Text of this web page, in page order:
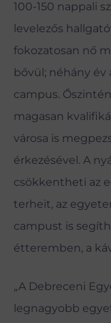
100-150 nappali
levelezős
fokozatosan nő
bővül; néhány
campus.
magasan
városa is
érkezésével. A
csökkentheti az
terheit, az
campust is
étteremben, a
„A Debreceni
legnagyobb